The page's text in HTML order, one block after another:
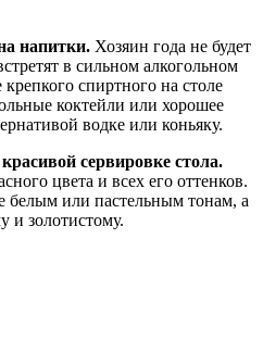
напитки. Хозяин года не будет
в сильном алкогольном
спиртного на столе
коктейли или хорошее
водке или коньяку.
сервировке стола.
цвета и всех его оттенков.
белым или пастельным тонам, а
и золотистому.